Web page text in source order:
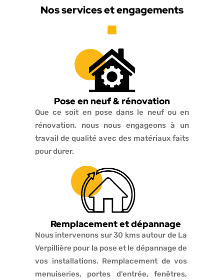
Nos services et engagements
Pose en neuf & rénovation
Que ce soit en pose dans le neuf ou en
rénovation, nous nous engageons à un
travail de qualité avec des matériaux faits
pour durer.
Remplacement et dépannage
Nous intervenons sur 30 kms autour de La
Verpillière pour la pose et le dépannage de
vos installations. Remplacement de vos
menuiseries, portes d’entrée, fenêtres,